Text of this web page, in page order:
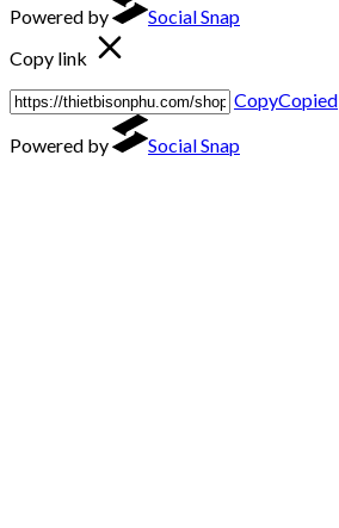
Powered by
Social Snap
Copy link
CopyCopied
Powered by
Social Snap